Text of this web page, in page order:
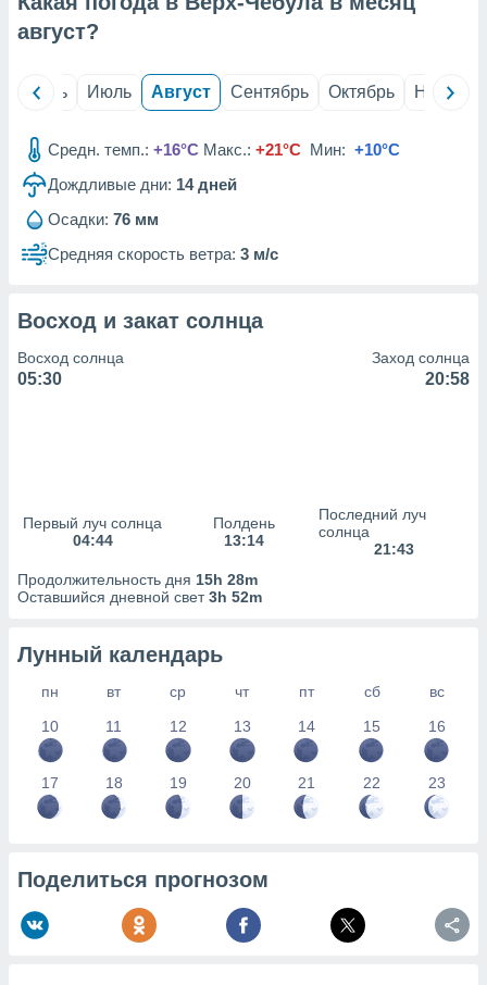
из
данных
наших 1199
август?
Июнь Июль Август Сентябрь Октябрь Ноябрь
Средн. темп.: +16°C Макс.: +21°C Мин: +10°C
Дождливые дни: 14дней
Осадки: 76 мм
Средняя скорость ветра: 3 м/с
Восход и закат солнца
Восход солнца
05:30
Заход солнца
20:58
Первый луч солнца
04:44
Полдень
13:14
Последний луч
солнца
21:43
Продолжительность дня 15h 28m
Оставшийся дневной свет3h 52m
Лунный календарь
пн вт ср чт пт сб
вс
10
11 12 13 14 15 16
17 18 19 20 21 22 23
Поделиться прогнозом